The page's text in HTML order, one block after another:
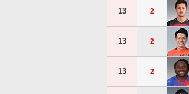
13 2
13 2
13 2